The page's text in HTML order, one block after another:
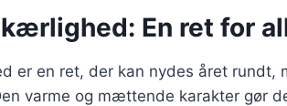
En ret for
er en ret, der kan nydes året rundt,
varme og mættende karakter gør